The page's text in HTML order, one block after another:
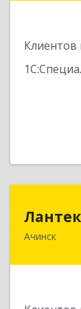
Клиентов
Лантек
Ачинск